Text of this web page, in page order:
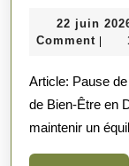
22 juin
Comment
Article: Pause de Bien-Être en Duo Profitez d’une Pause
de Bien-Être en
maintenir un